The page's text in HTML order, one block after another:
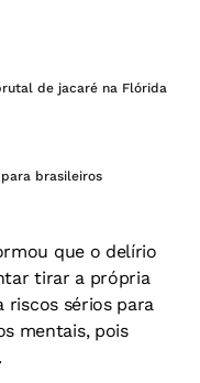
de jacaré na Flórida
brasileiros
que o delírio
tirar a própria
riscos sérios para
mentais, pois